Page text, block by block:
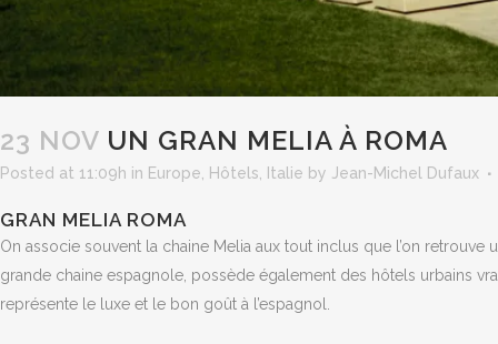
23 NOV UN GRAN MELIA À ROMA
Posted at 11:09h in Europe Hôtels Italie by Jean-Michel Dufaux
GRAN MELIA ROMA
On associe souvent la chaine Melia aux tout inclus que l’on
grande chaine espagnole, possède également des hôtels urbains
représente le luxe et le bon goût à l’espagnol.